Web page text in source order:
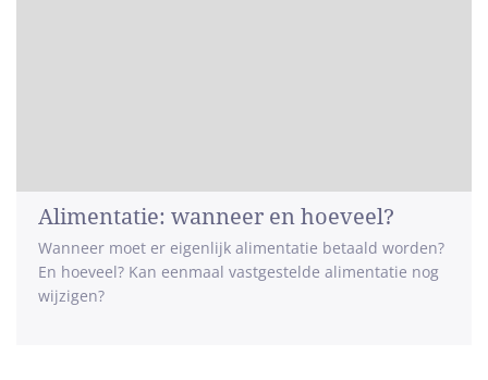
Alimentatie: wanneer en hoeveel?
Wanneer moet er eigenlijk alimentatie betaald worden?
En hoeveel? Kan eenmaal vastgestelde alimentatie nog
wijzigen?